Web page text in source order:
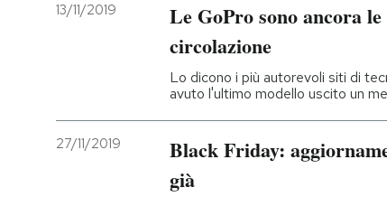
13/11/2019
Le GoPro sono ancora
circolazione
Lo dicono i più autorevoli siti di
avuto l'ultimo modello uscito un
27/11/2019
Black Friday:
già